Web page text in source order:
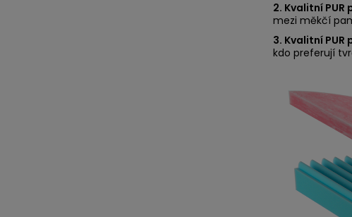
2. Kvalitní PUR
mezi měkčí
3. Kvalitní PUR
kdo preferují